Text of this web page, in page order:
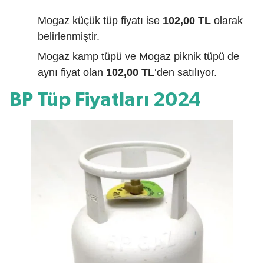
Mogaz küçük tüp fiyatı ise 102,00 TL olarak
belirlenmiştir.
Mogaz kamp tüpü ve Mogaz piknik tüpü de
aynı fiyat olan 102,00 TL‘den satılıyor.
BP Tüp Fiyatları 2024